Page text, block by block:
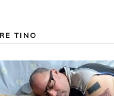
TINO